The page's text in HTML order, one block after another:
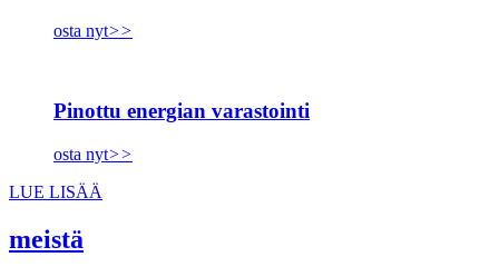
osta nyt>>
Pinottu energian varastointi
osta nyt>>
LUE LISÄÄ
meistä